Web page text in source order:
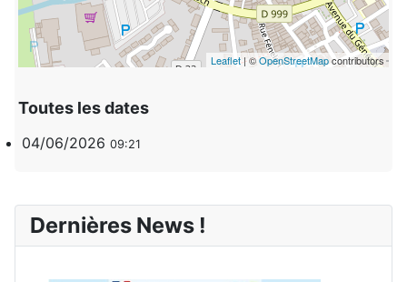
Leaflet| ©OpenStreetMapcontributors
Toutes les dates
04/06/202609:21
Dernières News !